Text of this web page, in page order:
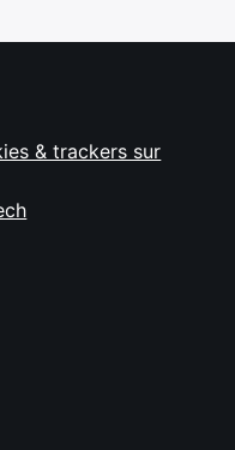
& trackers sur